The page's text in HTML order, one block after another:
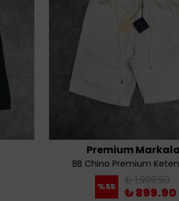
Premium
BB Chino Premium
%55 ₺ 1,999.90
₺ 899.90